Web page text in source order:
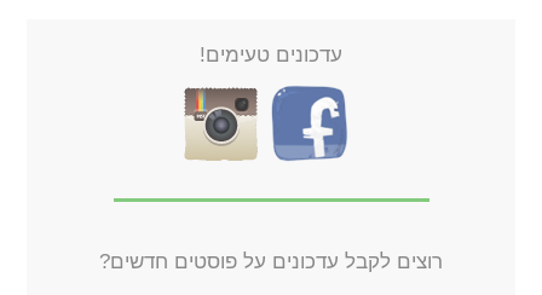
עדכונים טעימים!
רוצים לקבל עדכונים על פוסטים חדשים?